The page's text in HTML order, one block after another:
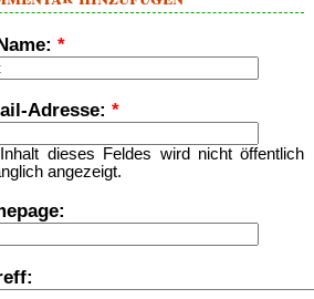
*
Adresse: *
dieses Feldes wird nicht öffentlich
angezeigt.